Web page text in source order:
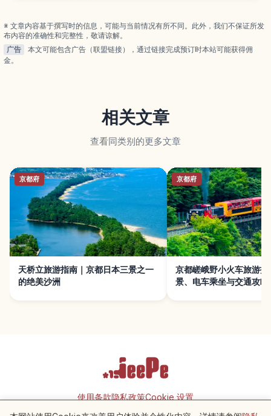
享受十胜的冬日之旅。
※ 文章内容基于撰写时的信息，可能与当前情况有所不同。此外，我们不保证所发
布内容的准确性和完整性，敬请谅解。
广告
本文可能包含广告（联盟链接），通过链接完成预订时本站可能获得佣
金。
相关文章
查看同类别的更多文章
京都府
天桥立旅游指南｜京都日本三景之一
的绝美沙洲
京都府
京都嵯峨野小火车旅游指
景、电车乘坐与交通攻略
使用条款隐私政策Cookie 设置